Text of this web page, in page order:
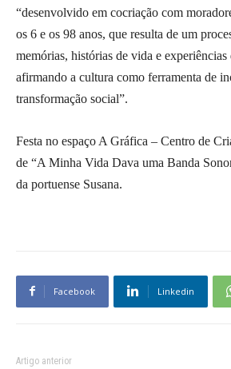
“desenvolvido em cocriação com
os 6 e os 98 anos, que resulta de um
memórias, histórias de vida e
afirmando a cultura como ferramenta de
transformação social”.
Festa no espaço A Gráfica – Centro de
de “A Minha Vida Dava uma Banda
da portuense Susana.
Facebook Linkedin
Artigo anterior